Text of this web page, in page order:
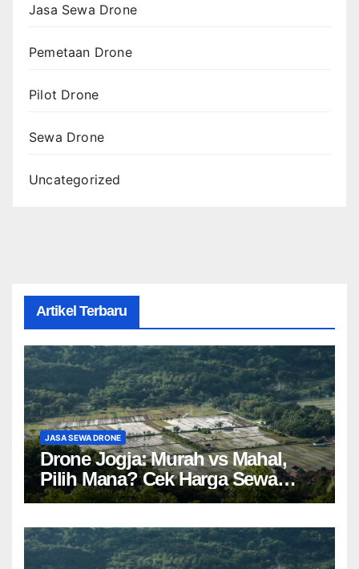
Jasa Sewa Drone
Pemetaan Drone
Pilot Drone
Sewa Drone
Uncategorized
Artikel Terbaru
JASA SEWA DRONE
Drone Jogja: Murah vs Mahal,
Pilih Mana? Cek Harga Sewa
Drone Yogyakarta!